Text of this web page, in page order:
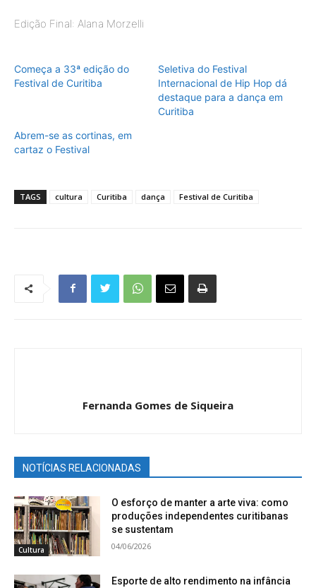
Edição Final: Alana Morzelli
Começa a 33ª edição do
Festival de Curitiba
Seletiva do Festival
Internacional de Hip Hop dá
destaque para a dança em
Curitiba
Abrem-se as cortinas, em
cartaz o Festival
TAGS cultura Curitiba dança Festival de Curitiba
Fernanda Gomes de Siqueira
NOTÍCIAS RELACIONADAS
Cultura
O esforço de manter a arte viva: como
produções independentes curitibanas
se sustentam
04/06/2026
Esporte de alto rendimento na infância